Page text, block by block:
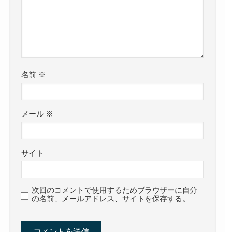
名前 ※
メール ※
サイト
次回のコメントで使用するためブラウザーに自分
の名前、メールアドレス、サイトを保存する。